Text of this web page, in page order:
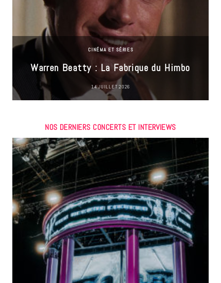
CINÉMA ET SÉRIES
Warren Beatty : La Fabrique du Himbo
14 JUILLET 2026
NOS DERNIERS CONCERTS ET INTERVIEWS